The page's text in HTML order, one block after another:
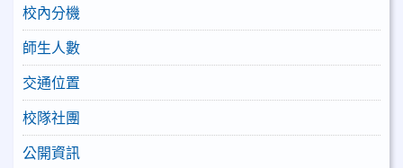
校內分機
師生人數
交通位置
校隊社團
公開資訊